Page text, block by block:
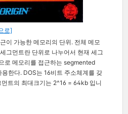
로]
이 가능한 메모리의 단위. 전체 메모
그먼트란 단위로 나누어서 현재 세그
로 메모리를 접근하는 segmented
한다. DOS는 16비트 주소체계를 갖
먼트의 최대크기는 2^16 = 64kb 입니